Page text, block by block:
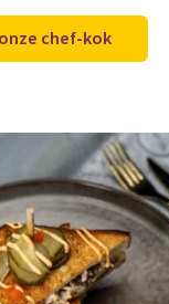
chef-kok